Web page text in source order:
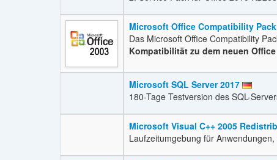
Microsoft Office Compatibility Pack
Das Microsoft Office Compatibility
Kompatibilität zu dem neuen
Microsoft SQL Server 2017
180-Tage Testversion des SQL-
Microsoft Visual C++ 2005
Laufzeitumgebung für